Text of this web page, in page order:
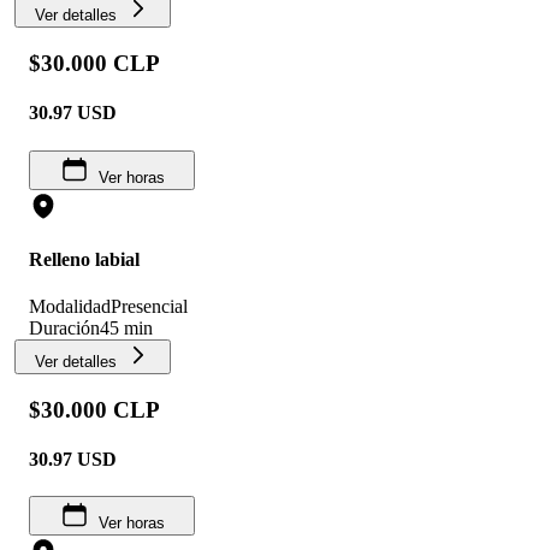
Ver detalles
$30.000 CLP
30.97 USD
Ver horas
Relleno labial
ModalidadPresencial
Duración45 min
Ver detalles
$30.000 CLP
30.97 USD
Ver horas